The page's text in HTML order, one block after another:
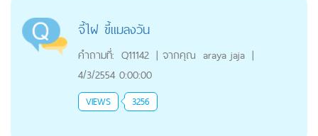
จี้ไฝ ขี้แมลงวัน
คำถามที่: Q11142 | จากคุณ araya jaja |
4/3/2554 0:00:00
VIEWS 3256